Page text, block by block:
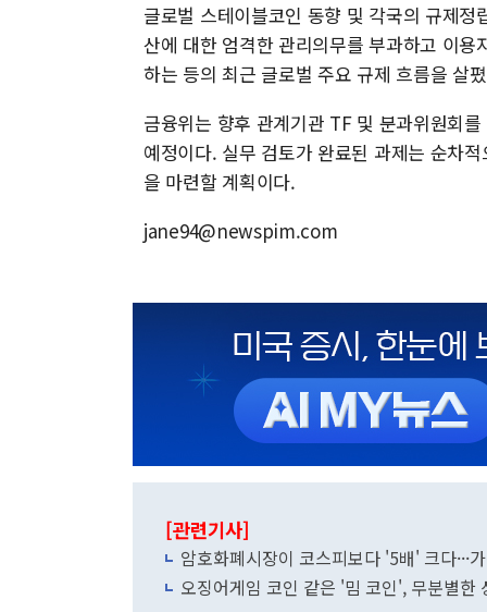
글로벌 스테이블코인 동향 및 각국의 규제
산에 대한 엄격한 관리의무를 부과하고 이
하는 등의 최근 글로벌 주요 규제 흐름을 살
금융위는 향후 관계기관 TF 및 분과위원회
예정이다. 실무 검토가 완료된 과제는 순차
을 마련할 계획이다.
jane94@newspim.com
[관련기사]
암호화폐시장이 코스피보다 '5배' 크다
오징어게임 코인 같은 '밈 코인', 무분별한